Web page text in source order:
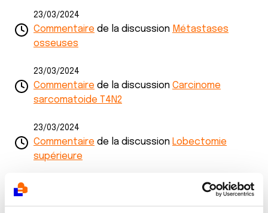
23/03/2024
Commentaire de la discussion Métastases
osseuses
23/03/2024
Commentaire de la discussion Carcinome
sarcomatoide T4N2
23/03/2024
Commentaire de la discussion Lobectomie
supérieure
Plus que deux ...